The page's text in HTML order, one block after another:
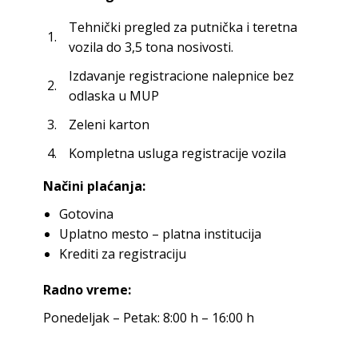
1.
Tehnički pregled za putnička i teretna
vozila do 3,5 tona nosivosti.
2.
Izdavanje registracione nalepnice bez
odlaska u MUP
3.
Zeleni karton
4.
Kompletna usluga registracije vozila
Načini plaćanja:
Gotovina
Uplatno mesto – platna institucija
Krediti za registraciju
Radno vreme:
Ponedeljak – Petak: 8:00 h – 16:00 h